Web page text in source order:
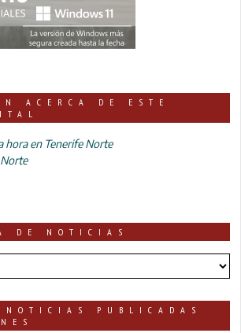
ACERCA DE ESTE
hora en Tenerife Norte
DE NOTICIAS
NOTICIAS PUBLICADAS